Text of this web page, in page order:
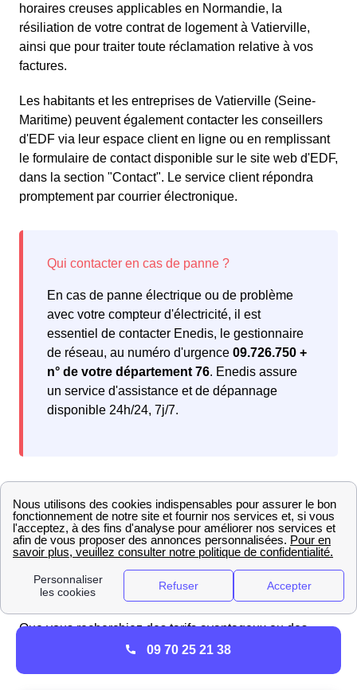
horaires creuses applicables en Normandie, la
résiliation de votre contrat de logement à Vatierville,
ainsi que pour traiter toute réclamation relative à vos
factures.
Les habitants et les entreprises de Vatierville (Seine-
Maritime) peuvent également contacter les conseillers
d'EDF via leur espace client en ligne ou en remplissant
le formulaire de contact disponible sur le site web d'EDF,
dans la section "Contact". Le service client répondra
promptement par courrier électronique.
En cas de panne électrique ou de problème
avec votre compteur d'électricité, il est
essentiel de contacter Enedis, le gestionnaire
de réseau, au numéro d'urgence 09.726.750 +
n° de votre département 76. Enedis assure
un service d'assistance et de dépannage
disponible 24h/24, 7j/7.
classement des fournisseurs en 2025
Pour les Vatiervillais souhaitant faire un choix éclairé
parmi les offres de gaz, la comparaison est essentielle.
Notre sélection vous propose des offres spécialement
adaptées à vos
besoins énergétiques.
Que vous recherchiez des tarifs avantageux ou des
options plus écologiques, découvrez les offres de gaz
09 70 25 21 38